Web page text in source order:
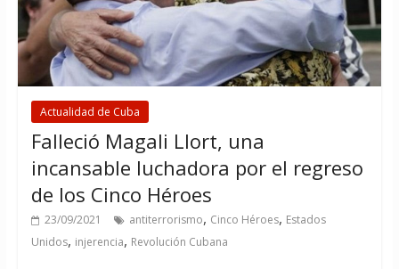
Actualidad de Cuba
Falleció Magali Llort, una
incansable luchadora por el regreso
de los Cinco Héroes
23/09/2021 antiterrorismo, Cinco Héroes, Estados
Unidos, injerencia, Revolución Cubana